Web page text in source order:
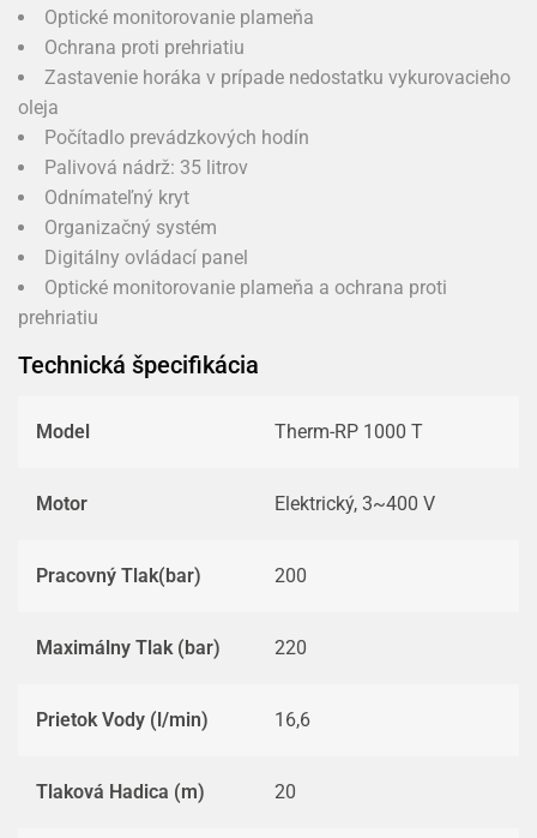
Optické monitorovanie plameňa
Ochrana proti prehriatiu
Zastavenie horáka v prípade nedostatku vykurovacieho
oleja
Počítadlo prevádzkových hodín
Palivová nádrž: 35 litrov
Odnímateľný kryt
Organizačný systém
Digitálny ovládací panel
Optické monitorovanie plameňa a ochrana proti
prehriatiu
Technická špecifikácia
Model Therm-RP 1000 T
Motor Elektrický, 3~400 V
Pracovný Tlak(bar) 200
Maximálny Tlak (bar) 220
Prietok Vody (l/min) 16,6
Tlaková Hadica (m) 20